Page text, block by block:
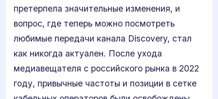
претерпела значительные изменения, и
вопрос, где теперь можно посмотреть
любимые передачи канала Discovery, стал
как никогда актуален. После ухода
медиавещателя с российского рынка в 2022
году, привычные частоты и позиции в сетке